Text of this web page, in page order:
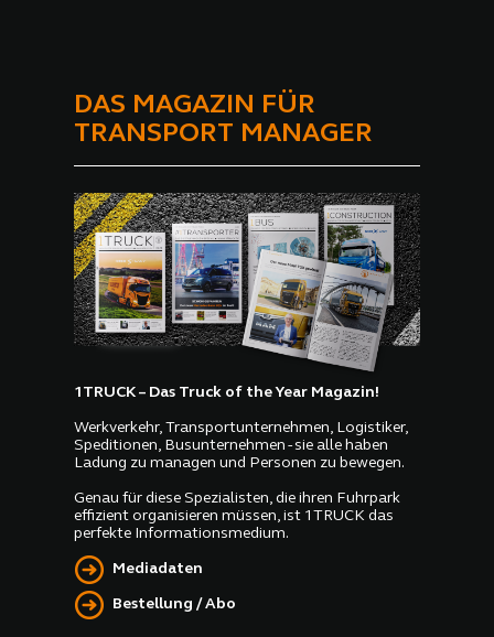
DAS MAGAZIN FÜR
TRANSPORT MANAGER
1TRUCK – Das Truck of the Year Magazin!
Werkverkehr, Transportunternehmen, Logistiker,
Speditionen, Busunternehmen - sie alle haben
Ladung zu managen und Personen zu bewegen.
Genau für diese Spezialisten, die ihren Fuhrpark
effizient organisieren müssen, ist 1TRUCK das
perfekte Informationsmedium.
Mediadaten
Bestellung / Abo